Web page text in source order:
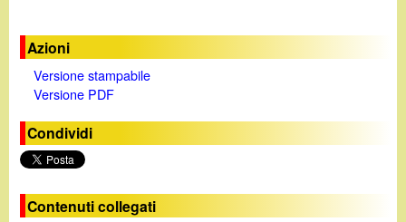
Azioni
Versione stampabile
Versione PDF
Condividi
Contenuti collegati